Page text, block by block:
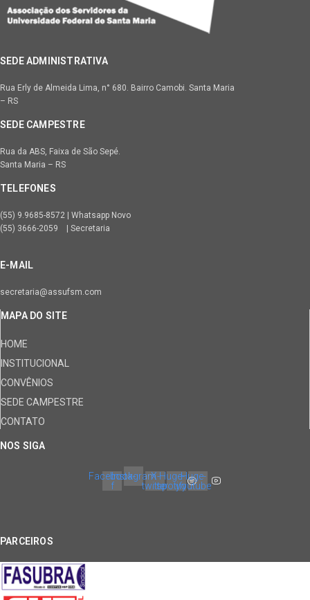
SEDE ADMINISTRATIVA
Rua Erly de Almeida Lima, n° 680. Bairro Camobi. Santa Maria
– RS
SEDE CAMPESTRE
Rua da ABS, Faixa de São Sepé.
Santa Maria – RS
TELEFONES
(55) 9.9685-8572 | Whatsapp Novo
(55) 3666-2059 | Secretaria
E-MAIL
secretaria@assufsm.com
MAPA DO SITE
HOME
INSTITUCIONAL
CONVÊNIOS
SEDE CAMPESTRE
CONTATO
NOS SIGA
Facebook-
f
InstagramX-
twitter
Huge-
spotify
Huge-
youtube
PARCEIROS